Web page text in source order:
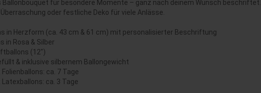
Ballonbouquet für besondere Momente – ganz nach deinem Wunsch beschriftet.
Überraschung oder festliche Deko für viele Anlässe.
in Herzform (ca. 43 cm & 61 cm) mit personalisierter Beschriftung
in Rosa & Silber
(12")
& inklusive silbernem Ballongewicht
ca. 7 Tage
ca. 3 Tage